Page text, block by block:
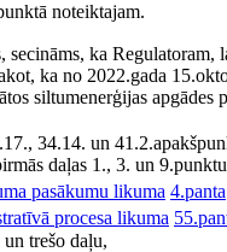
noteiktajam.
secināms, ka
ka no 2022.gada
siltumenerģijas apgādes
34.14. un
daļas 1., 3. un
pasākumu likuma 4.panta
procesa likuma
trešo daļu,